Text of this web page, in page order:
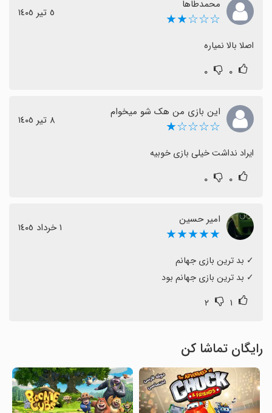
محمدطاها
☆☆☆★★ ٥ تیر ١٤٠٥
اصلا بالا نمیاره
۰ ۰
این بازی من هک شو میخوام
☆☆☆☆★ ٨ تیر ١٤٠٥
ایراد نداشت خیلی بازی خوبیه
۰ ۰
امیر حسین
★★★★★ ١ خرداد ١٤٠٥
‏✓ بد ترین بازی جهانم بود
۱ ۲
رایگان تماشا کن